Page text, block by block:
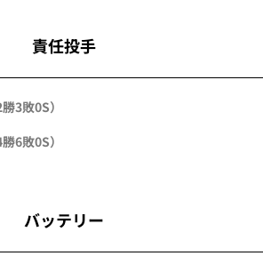
責任投手
勝3敗0S）
勝6敗0S）
バッテリー